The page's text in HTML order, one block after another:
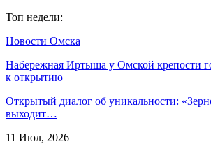
Топ недели:
Новости Омска
Набережная Иртыша у Омской крепости
к открытию
Открытый диалог об уникальности:
выходит…
11 Июл, 2026